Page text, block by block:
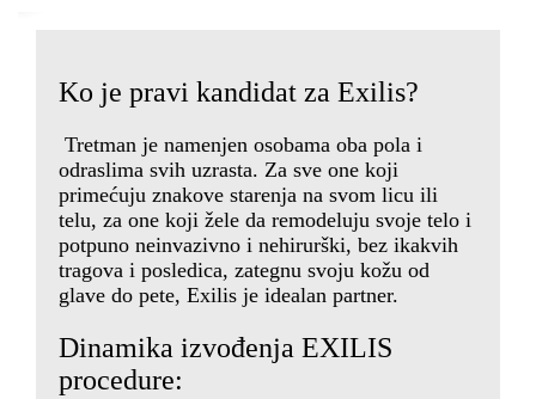
Ko je pravi kandidat za Exilis?
Tretman je namenjen osobama oba pola i
odraslima svih uzrasta. Za sve one koji
primećuju znakove starenja na svom licu ili
telu, za one koji žele da remodeluju svoje telo i
potpuno neinvazivno i nehirurški, bez ikakvih
tragova i posledica, zategnu svoju kožu od
glave do pete, Exilis je idealan partner.
Dinamika izvođenja EXILIS
procedure: